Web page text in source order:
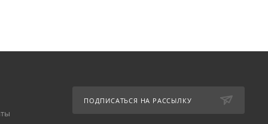
ПОДПИСАТЬСЯ НА РАССЫЛКУ